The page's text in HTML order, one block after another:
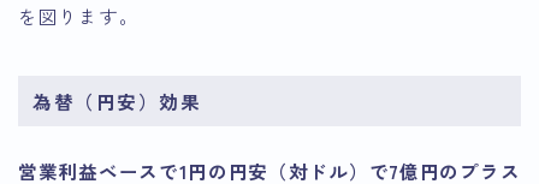
を図ります。
為替（円安）効果
営業利益ベースで1円の円安（対ドル）で7億円のプラス